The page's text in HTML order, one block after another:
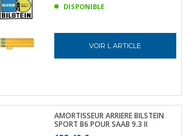
DISPONIBLE
VOIR L ARTICLE
AMORTISSEUR ARRIERE BILSTEIN
SPORT B6 POUR SAAB 9.3 II